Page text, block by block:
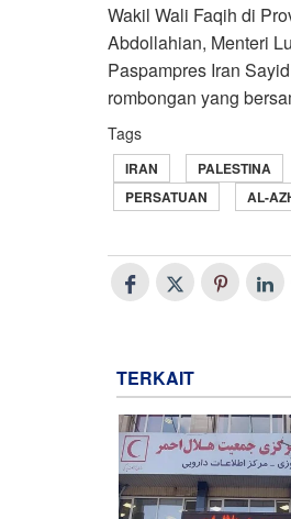
Wakil Wali Faqih di
Abdollahian, Menteri
Paspampres Iran
rombongan yang
Tags
IRAN PALESTINA
PERSATUAN
AL-
TERKAIT